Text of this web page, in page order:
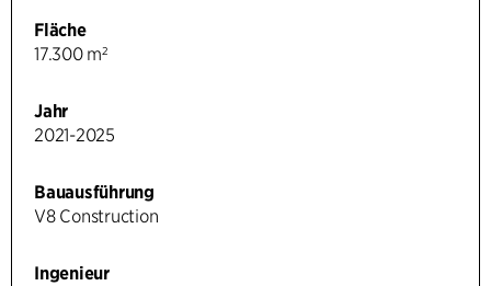
Fläche
17.300 m²
Jahr
2021-2025
Bauausführung
V8 Construction
Ingenieur